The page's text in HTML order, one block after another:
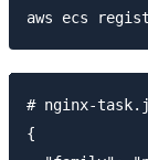
# nginx-
{